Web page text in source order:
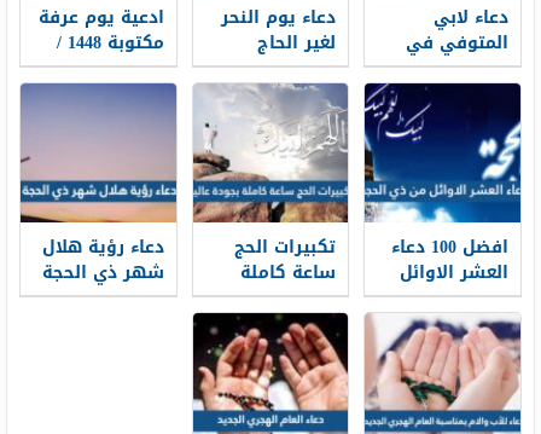
دعاء لابي
المتوفي في
يوم عرفة 2026
أدعية لأبي
المتوفي في
وقفة عرفة 1448
دعاء يوم النحر
لغير الحاج
مكتوب 2026 ،
أدعية يوم النحر
لغير الحاج 1448
ادعية يوم عرفة
مكتوبة 1448 /
2026 لبيك اللهم
لبيك
افضل 100 دعاء
العشر الاوائل
من ذي الحجة
مكتوب 1448 /
2026
تكبيرات الحج
ساعة كاملة
بجودة عالية
1448 -2026 لبيك
اللهم لبيك
دعاء رؤية هلال
شهر ذي الحجة
1448 كامل